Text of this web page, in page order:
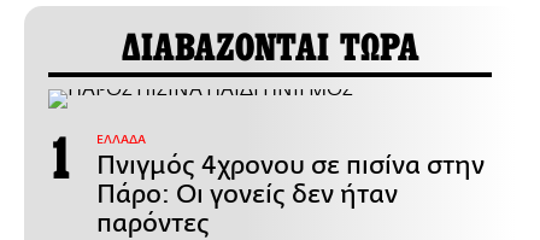
ΔΙΑΒΑΖΟΝΤΑΙ ΤΩΡΑ
ΕΛΛΑΔΑ
Πνιγμός 4χρονου σε πισίνα στην
Πάρο: Οι γονείς δεν ήταν
παρόντες